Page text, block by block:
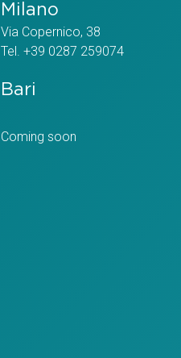
Milano
Via Copernico, 38
Tel. +39 0287 259074
Bari
Coming soon